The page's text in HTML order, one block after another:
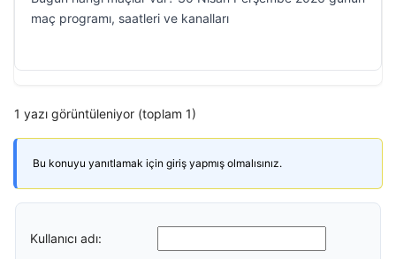
maç programı, saatleri ve kanalları
1 yazı görüntüleniyor (toplam 1)
Bu konuyu yanıtlamak için giriş yapmış olmalısınız.
Kullanıcı adı: